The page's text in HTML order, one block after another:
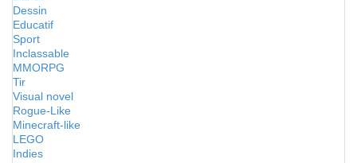
Dessin
Educatif
Sport
Inclassable
MMORPG
Tir
Visual novel
Rogue-Like
Minecraft-like
LEGO
Indies